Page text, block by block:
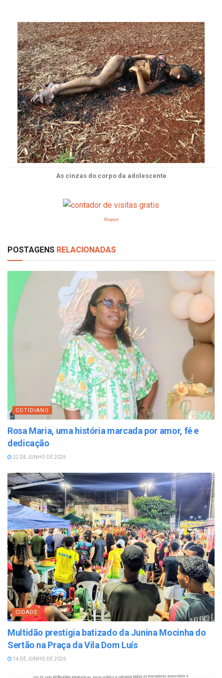
As cinzas do corpo da adolescente
Blogspot
POSTAGENS RELACIONADAS
COTIDIANO
Rosa Maria, uma história marcada por amor, fé e
dedicação
22 DE JUNHO DE 2026
CIDADE
Multidão prestigia batizado da Junina Mocinha do
Sertão na Praça da Vila Dom Luís
14 DE JUNHO DE 2026